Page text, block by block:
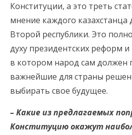
Конституции, а это треть
мнение каждого казахстанца
Второй республики. Это
духу президентских реформ и
в котором народ сам должен
важнейшие для страны
выбирать свое будущее.
– Какие из предлагаемых
Конституцию окажут